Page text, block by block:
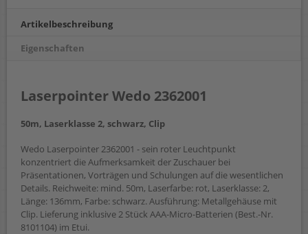
Artikelbeschreibung
Eigenschaften
Laserpointer Wedo 2362001
50m, Laserklasse 2, schwarz, Clip
Wedo Laserpointer 2362001 - sein roter Leuchtpunkt
konzentriert die Aufmerksamkeit der Zuschauer bei
Präsentationen, Vorträgen und Schulungen auf die wesentlichen
Details. Reichweite: mind. 50m, Laserfarbe: rot, Laserklasse: 2,
Länge: 136mm, Farbe: schwarz. Ausführung: Metallgehäuse mit
Clip. Lieferung inklusive 2 Stück AAA-Micro-Batterien (Best.-Nr.
8101104) im Etui.